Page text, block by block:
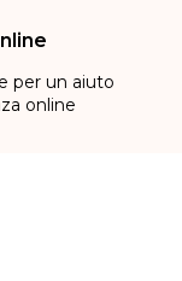
per un aiuto
online